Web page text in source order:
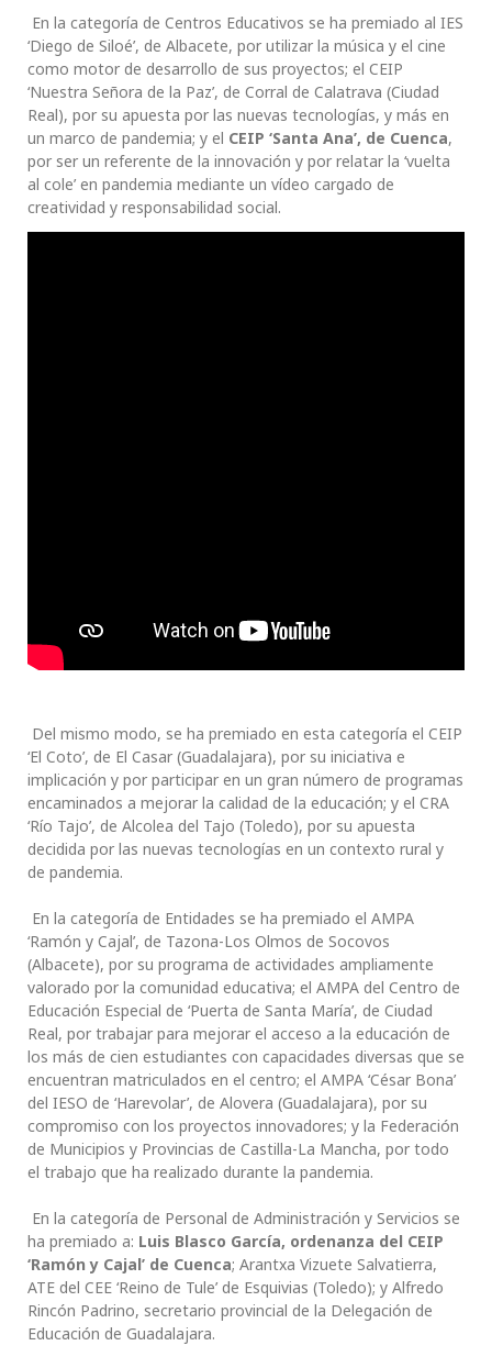
En la categoría de Centros Educativos se ha premiado al IES
‘Diego de Siloé’, de Albacete, por utilizar la música y el cine
como motor de desarrollo de sus proyectos; el CEIP
‘Nuestra Señora de la Paz’, de Corral de Calatrava (Ciudad
Real), por su apuesta por las nuevas tecnologías, y más en
un marco de pandemia; y el CEIP ‘Santa Ana’, de Cuenca,
por ser un referente de la innovación y por relatar la ‘vuelta
al cole’ en pandemia mediante un vídeo cargado de
creatividad y responsabilidad social.
Del mismo modo, se ha premiado en esta categoría el CEIP
‘El Coto’, de El Casar (Guadalajara), por su iniciativa e
implicación y por participar en un gran número de programas
encaminados a mejorar la calidad de la educación; y el CRA
‘Río Tajo’, de Alcolea del Tajo (Toledo), por su apuesta
decidida por las nuevas tecnologías en un contexto rural y
de pandemia.
En la categoría de Entidades se ha premiado el AMPA
‘Ramón y Cajal’, de Tazona-Los Olmos de Socovos
(Albacete), por su programa de actividades ampliamente
valorado por la comunidad educativa; el AMPA del Centro de
Educación Especial de ‘Puerta de Santa María’, de Ciudad
Real, por trabajar para mejorar el acceso a la educación de
los más de cien estudiantes con capacidades diversas que se
encuentran matriculados en el centro; el AMPA ‘César Bona’
del IESO de ‘Harevolar’, de Alovera (Guadalajara), por su
compromiso con los proyectos innovadores; y la Federación
de Municipios y Provincias de Castilla-La Mancha, por todo
el trabajo que ha realizado durante la pandemia.
En la categoría de Personal de Administración y Servicios se
ha premiado a: Luis Blasco García, ordenanza del CEIP
‘Ramón y Cajal’ de Cuenca; Arantxa Vizuete Salvatierra,
ATE del CEE ‘Reino de Tule’ de Esquivias (Toledo); y Alfredo
Rincón Padrino, secretario provincial de la Delegación de
Educación de Guadalajara.